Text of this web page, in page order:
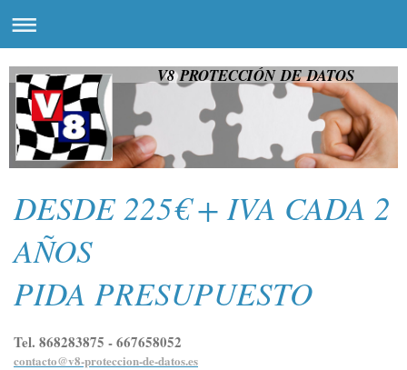
V8 PROTECCIÓN DE DATOS
DESDE 225€ + IVA CADA 2
AÑOS
PIDA PRESUPUESTO
Tel. 868283875 - 667658052
contacto@v8-proteccion-de-datos.es